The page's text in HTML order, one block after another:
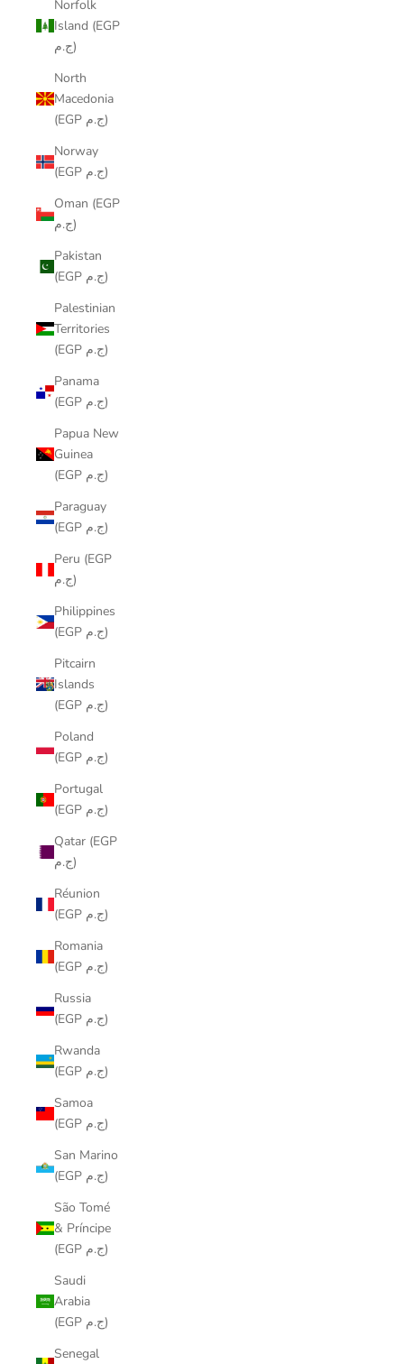
Norfolk
Island (EGP
ج.م)
North
Macedonia
(EGP ج.م)
Norway
(EGP ج.م)
Oman (EGP
ج.م)
Pakistan
(EGP ج.م)
Palestinian
Territories
(EGP ج.م)
Panama
(EGP ج.م)
Papua New
Guinea
(EGP ج.م)
Paraguay
(EGP ج.م)
Peru (EGP
ج.م)
Philippines
(EGP ج.م)
Pitcairn
Islands
(EGP ج.م)
Poland
(EGP ج.م)
Portugal
(EGP ج.م)
Qatar (EGP
ج.م)
Réunion
(EGP ج.م)
Romania
(EGP ج.م)
Russia
(EGP ج.م)
Rwanda
(EGP ج.م)
Samoa
(EGP ج.م)
San Marino
(EGP ج.م)
São Tomé
& Príncipe
(EGP ج.م)
Saudi
Arabia
(EGP ج.م)
Senegal